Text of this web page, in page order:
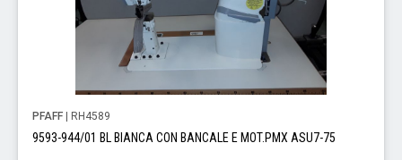
PFAFF | RH4589
9593-944/01 BL BIANCA CON BANCALE E MOT.PMX ASU7-75